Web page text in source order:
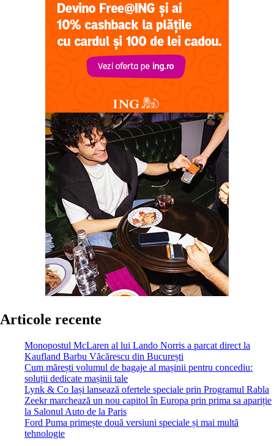
Articole recente
Monopostul McLaren al lui Lando Norris a parcat direct la
Kaufland Barbu Văcărescu din București
Cum mărești volumul de bagaje al mașinii pentru concediu:
soluții dedicate mașinii tale
Lynk & Co Iași lansează ofertele speciale prin Programul Rabla
Zeekr marchează un nou capitol în Europa prin prima sa apariție
la Salonul Auto de la Paris
Ford Puma primește două versiuni speciale și mai multă
tehnologie